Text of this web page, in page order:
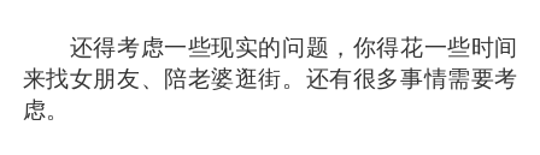
还得考虑一些现实的问题，你得花一些时间
来找女朋友、陪老婆逛街。还有很多事情需要考
虑。